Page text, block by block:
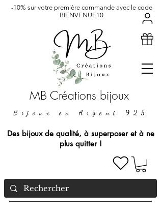
MB Créations bijoux
Bijoux en Argent 925
Des bijoux de qualité, à superposer et à ne
plus quitter !
-10% sur votre première commande avec le code
BIENVENUE10